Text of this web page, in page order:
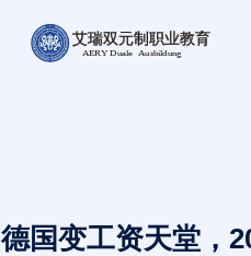
德国变工资天堂，